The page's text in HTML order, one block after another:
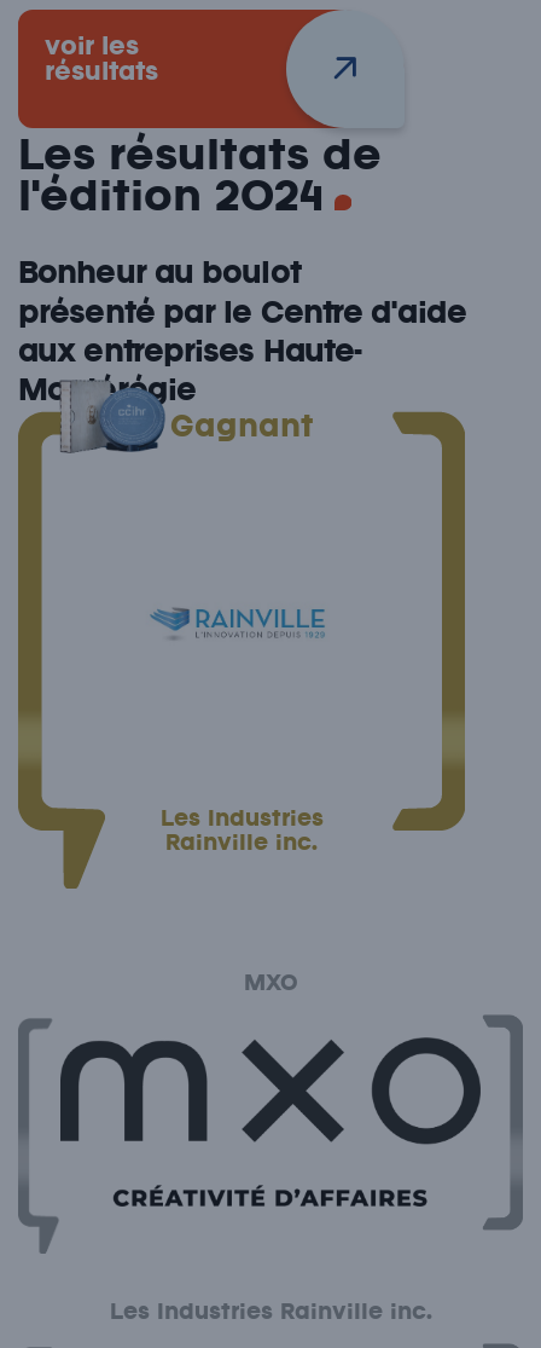
voir les
résultats
Les résultats de
l'édition 2024
Bonheur au boulot
présenté par le Centre d'aide
aux entreprises Haute-
Montérégie
Gagnant
Les Industries
Rainville inc.
MXO
Les Industries Rainville inc.